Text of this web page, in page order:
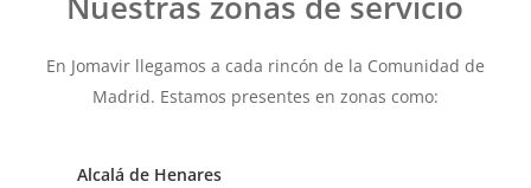
En Jomavir llegamos a cada rincón de la Comunidad de
Madrid. Estamos presentes en zonas como:
Alcalá de Henares